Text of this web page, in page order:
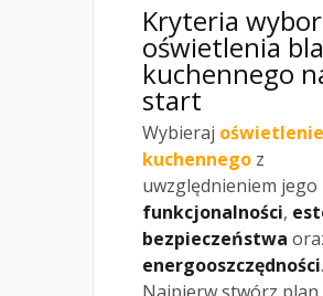
Kryteria
oświetlenia
kuchennego
start
Wybieraj
kuchennego z
uwzględnieniem jego
funkcjonalności,
bezpieczeństwa
energooszczędności.